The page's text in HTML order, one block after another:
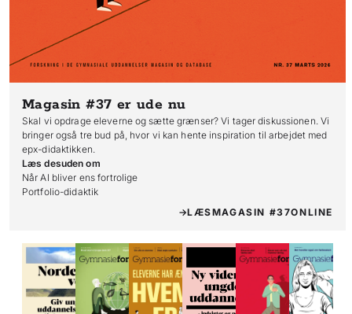
Magasin #37 er ude nu
Skal vi opdrage eleverne og sætte grænser? Vi tager diskussionen. Vi
bringer også tre bud på, hvor vi kan hente inspiration til arbejdet med
epx-didaktikken.
Læs desuden om
Når AI bliver ens fortrolige
Portfolio-didaktik
LÆSMAGASIN #37ONLINE